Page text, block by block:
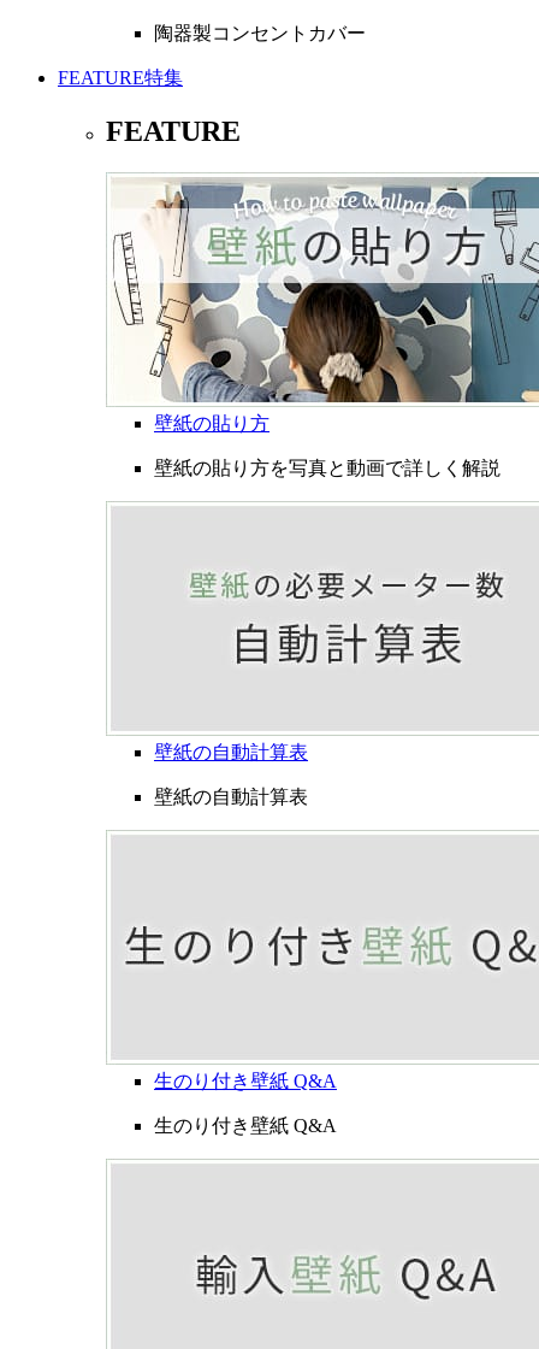
陶器製コンセントカバー
FEATURE特集
FEATURE
壁紙の貼り方
壁紙の貼り方を写真と動画で詳しく解説
壁紙の自動計算表
壁紙の自動計算表
生のり付き壁紙 Q&A
生のり付き壁紙 Q&A